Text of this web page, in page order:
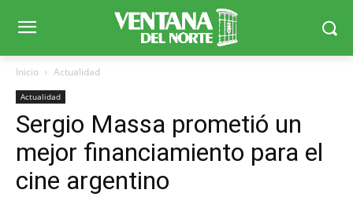
Inicio Actualidad
Actualidad
Sergio Massa prometió un
mejor financiamiento para el
cine argentino